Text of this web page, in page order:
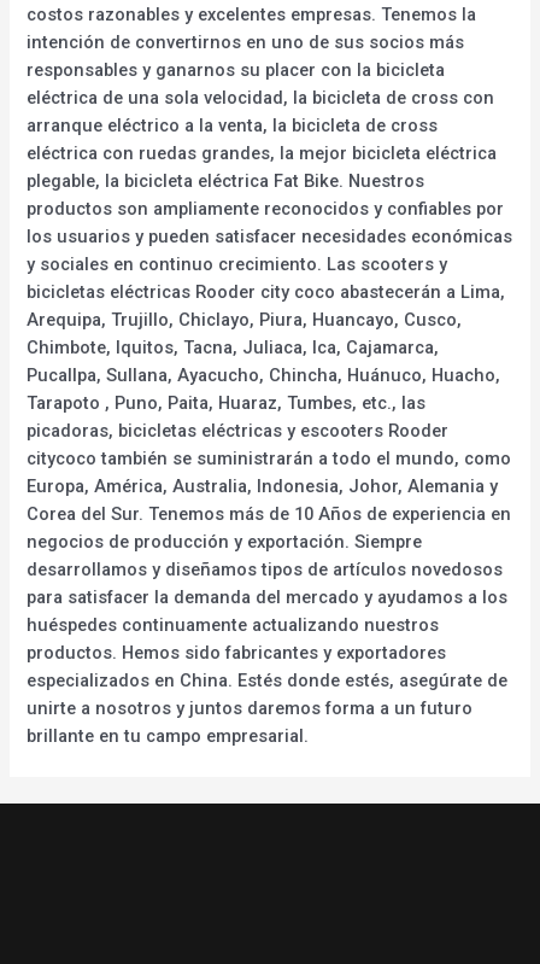
costos razonables y excelentes empresas. Tenemos la
intención de convertirnos en uno de sus socios más
responsables y ganarnos su placer con la bicicleta
eléctrica de una sola velocidad, la bicicleta de cross con
arranque eléctrico a la venta, la bicicleta de cross
eléctrica con ruedas grandes, la mejor bicicleta eléctrica
plegable, la bicicleta eléctrica Fat Bike. Nuestros
productos son ampliamente reconocidos y confiables por
los usuarios y pueden satisfacer necesidades económicas
y sociales en continuo crecimiento. Las scooters y
bicicletas eléctricas Rooder city coco abastecerán a Lima,
Arequipa, Trujillo, Chiclayo, Piura, Huancayo, Cusco,
Chimbote, Iquitos, Tacna, Juliaca, Ica, Cajamarca,
Pucallpa, Sullana, Ayacucho, Chincha, Huánuco, Huacho,
Tarapoto , Puno, Paita, Huaraz, Tumbes, etc., las
picadoras, bicicletas eléctricas y escooters Rooder
citycoco también se suministrarán a todo el mundo, como
Europa, América, Australia, Indonesia, Johor, Alemania y
Corea del Sur. Tenemos más de 10 Años de experiencia en
negocios de producción y exportación. Siempre
desarrollamos y diseñamos tipos de artículos novedosos
para satisfacer la demanda del mercado y ayudamos a los
huéspedes continuamente actualizando nuestros
productos. Hemos sido fabricantes y exportadores
especializados en China. Estés donde estés, asegúrate de
unirte a nosotros y juntos daremos forma a un futuro
brillante en tu campo empresarial.